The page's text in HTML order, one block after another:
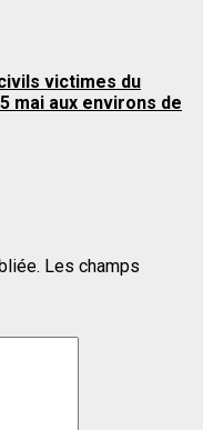
victimes du
mai aux environs de
Les champs